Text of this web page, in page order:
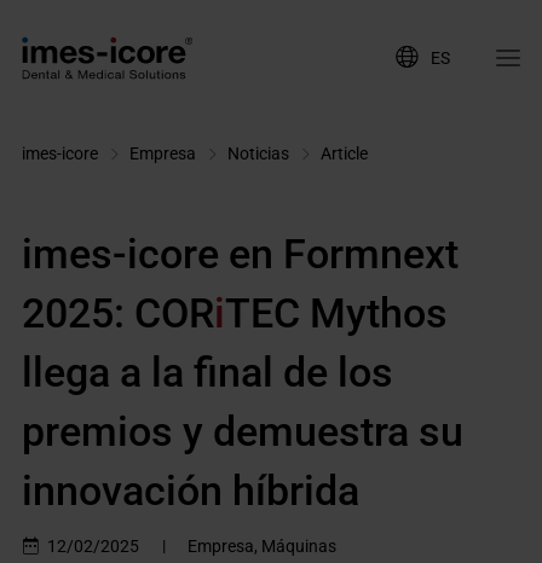
ES
imes-icore Empresa Noticias Article
imes-icore en Formnext
2025: CORiTEC Mythos
llega a la final de los
premios y demuestra su
innovación híbrida
12/02/2025 | Empresa, Máquinas